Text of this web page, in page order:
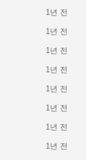
1년 전
1년 전
1년 전
1년 전
1년 전
1년 전
1년 전
1년 전